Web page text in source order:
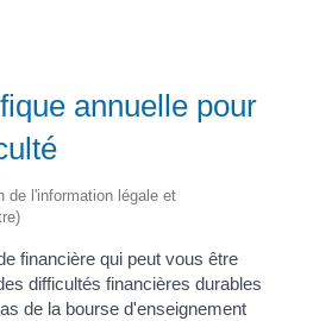
annuelle pour
de l'information légale et
financière qui peut vous être
difficultés financières durables
de la bourse d'enseignement